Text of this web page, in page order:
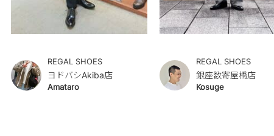
REGAL SHOES
ヨドバシAkiba店
Amataro
REGAL SHOES
銀座数寄屋橋店
Kosuge